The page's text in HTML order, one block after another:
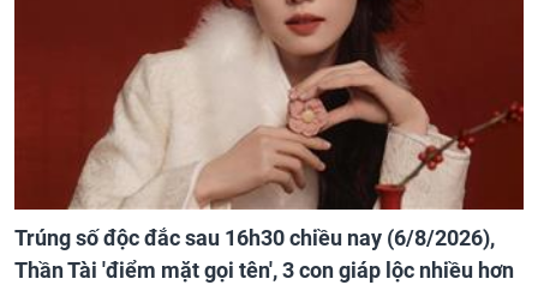
Trúng số độc đắc sau 16h30 chiều nay (6/8/2026),
Thần Tài 'điểm mặt gọi tên', 3 con giáp lộc nhiều hơn